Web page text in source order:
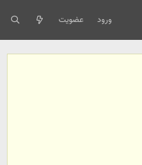
ورود عضویت